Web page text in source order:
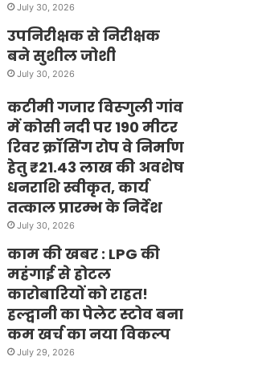
July 30, 2026
उपनिरीक्षक से निरीक्षक
बने सुशील जोशी
July 30, 2026
कटीमी गजार विस्गुली गांव
में कोसी नदी पर 190 मीटर
रिवर क्रॉसिंग रोप वे निर्माण
हेतु ₹21.43 लाख की अवशेष
धनराशि स्वीकृत, कार्य
तत्काल प्रारम्भ के निर्देश
July 30, 2026
काम की खबर : LPG की
महंगाई से होटल
कारोबारियों को राहत!
हल्द्वानी का पेलेट स्टोव बना
कम खर्च का नया विकल्प
July 29, 2026